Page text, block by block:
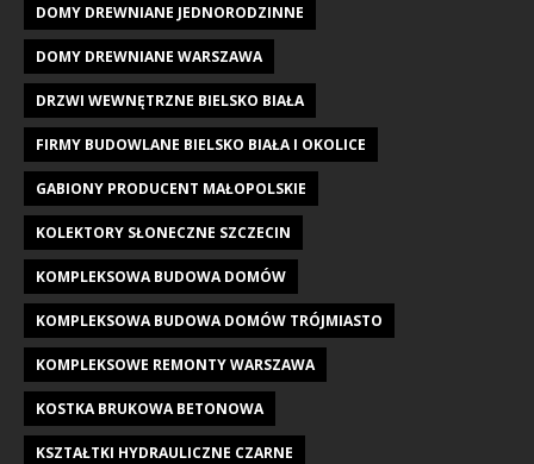
DOMY DREWNIANE JEDNORODZINNE
DOMY DREWNIANE WARSZAWA
DRZWI WEWNĘTRZNE BIELSKO BIAŁA
FIRMY BUDOWLANE BIELSKO BIAŁA I OKOLICE
GABIONY PRODUCENT MAŁOPOLSKIE
KOLEKTORY SŁONECZNE SZCZECIN
KOMPLEKSOWA BUDOWA DOMÓW
KOMPLEKSOWA BUDOWA DOMÓW TRÓJMIASTO
KOMPLEKSOWE REMONTY WARSZAWA
KOSTKA BRUKOWA BETONOWA
KSZTAŁTKI HYDRAULICZNE CZARNE